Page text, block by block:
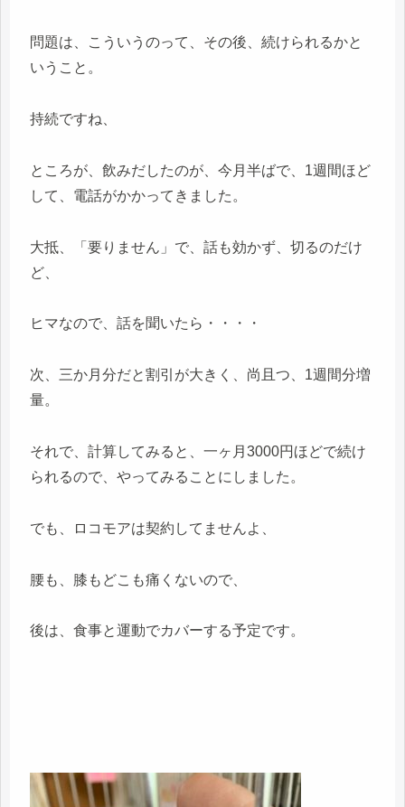
問題は、こういうのって、その後、続けられるかと
いうこと。
持続ですね、
ところが、飲みだしたのが、今月半ばで、1週間ほど
して、電話がかかってきました。
大抵、「要りません」で、話も効かず、切るのだけ
ど、
ヒマなので、話を聞いたら・・・・
次、三か月分だと割引が大きく、尚且つ、1週間分増
量。
それで、計算してみると、一ヶ月3000円ほどで続け
られるので、やってみることにしました。
でも、ロコモアは契約してませんよ、
腰も、膝もどこも痛くないので、
後は、食事と運動でカバーする予定です。